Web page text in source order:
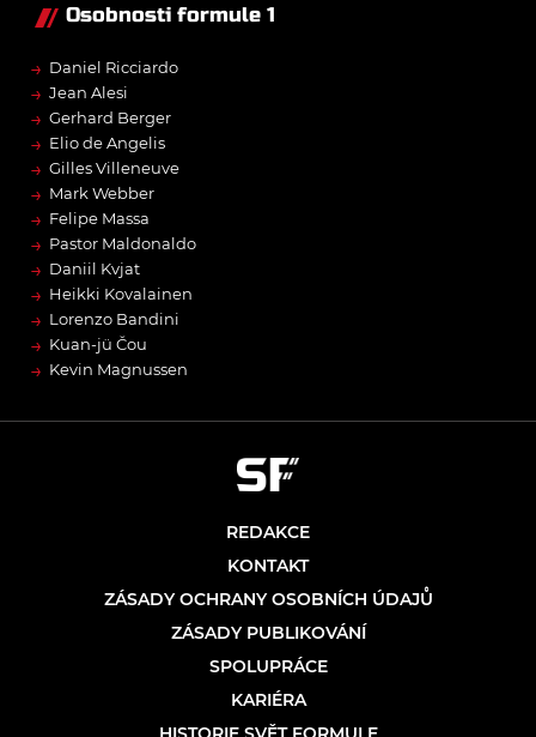
Osobnosti formule 1
→ Daniel Ricciardo
→ Jean Alesi
→ Gerhard Berger
→ Elio de Angelis
→ Gilles Villeneuve
→ Mark Webber
→ Felipe Massa
→ Pastor Maldonaldo
→ Daniil Kvjat
→ Heikki Kovalainen
→ Lorenzo Bandini
→ Kuan-jü Čou
→ Kevin Magnussen
REDAKCE
KONTAKT
ZÁSADY OCHRANY OSOBNÍCH ÚDAJŮ
ZÁSADY PUBLIKOVÁNÍ
SPOLUPRÁCE
KARIÉRA